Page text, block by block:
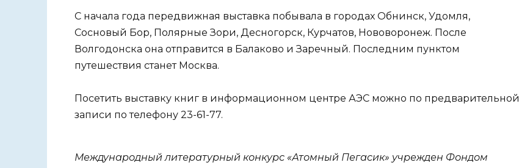
С начала года передвижная выставка побывала в городах Обнинск, Удомля,
Сосновый Бор, Полярные Зори, Десногорск, Курчатов, Нововоронеж. После
Волгодонска она отправится в Балаково и Заречный. Последним пунктом
путешествия станет Москва.
Посетить выставку книг в информационном центре АЭС можно по предварительной
записи по телефону 23-61-77.
Международный литературный конкурс «Атомный Пегасик» учрежден Фондом